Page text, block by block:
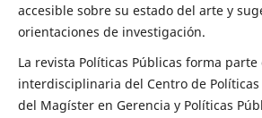
accesible sobre su estado del arte y
orientaciones de investigación.
La revista Políticas Públicas forma
interdisciplinaria del Centro de
del Magíster en Gerencia y Políticas